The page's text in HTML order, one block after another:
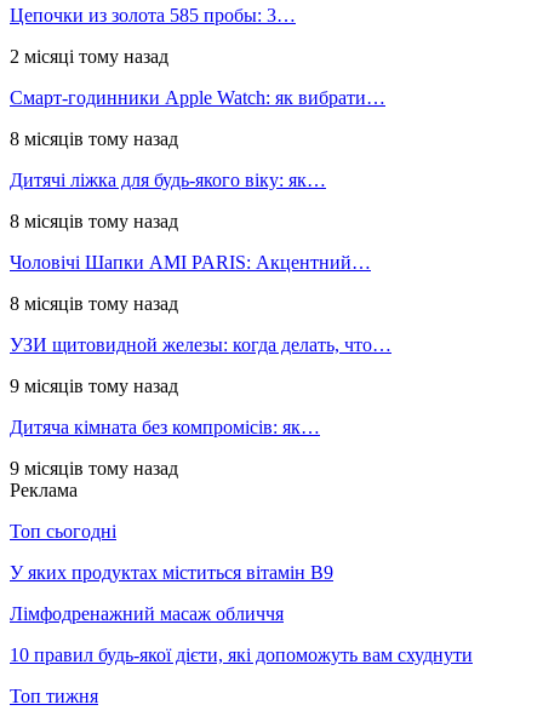
Цепочки из золота 585 пробы: 3…
2 місяці тому назад
Смарт-годинники Apple Watch: як вибрати…
8 місяців тому назад
Дитячі ліжка для будь-якого віку: як…
8 місяців тому назад
Чоловічі Шапки AMI PARIS: Акцентний…
8 місяців тому назад
УЗИ щитовидной железы: когда делать, что…
9 місяців тому назад
Дитяча кімната без компромісів: як…
9 місяців тому назад
Реклама
Топ сьогодні
У яких продуктах міститься вітамін В9
Лімфодренажний масаж обличчя
10 правил будь-якої дієти, які допоможуть вам схуднути
Топ тижня